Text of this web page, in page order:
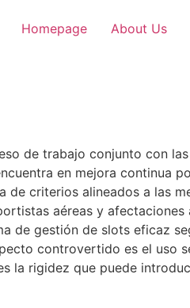
Homepage About Us
de trabajo conjunto con
en mejora continua
de criterios alineados a las
aéreas y afectaciones
de gestión de slots eficaz
controvertido es el uso
la rigidez que puede